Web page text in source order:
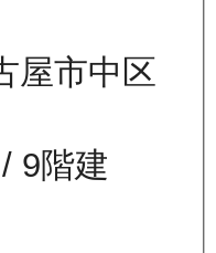
屋市中区
/ 9階建